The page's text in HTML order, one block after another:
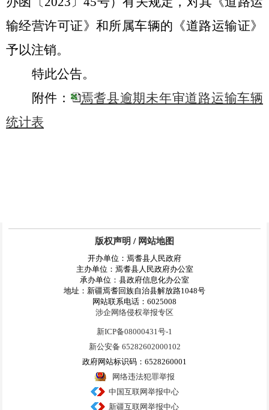
输经营许可证》和所属车辆的《道路运输证》
予以注销。
特此公告。
附件：
焉耆县逾期未年审道路运输车辆
统计表
版权声明 / 网站地图
开办单位：焉耆县人民政府
主办单位：焉耆县人民政府办公室
承办单位：县政府信息化办公室
地址：新疆焉耆回族自治县解放路1048号
网站联系电话：6025008
涉企网络侵权举报专区
新ICP备08000431号-1
新公安备 65282602000102
政府网站标识码：6528260001
网络违法犯罪举报
中国互联网举报中心
新疆互联网举报中心